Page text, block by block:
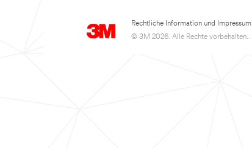
Rechtliche Information und Impressum
© 3M 2026. Alle Rechte vorbehalten..